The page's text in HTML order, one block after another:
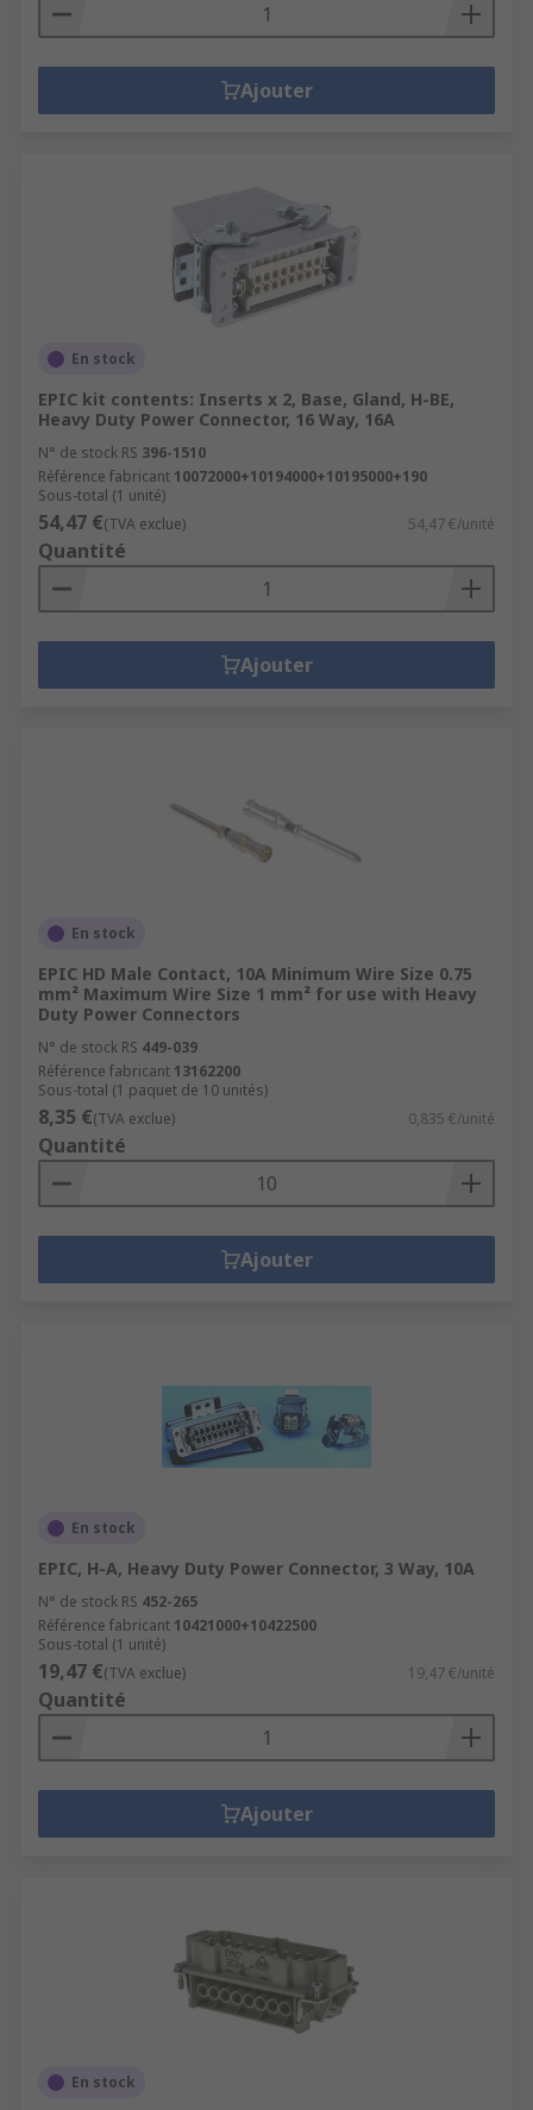
Ajouter
En stock
EPIC kit contents: Inserts x 2, Base, Gland, H-BE,
Heavy Duty Power Connector, 16 Way, 16A
N° de stock RS 396-1510
Référence fabricant 10072000+10194000+10195000+190
Sous-total (1 unité)
54,47 €(TVA exclue) 54,47 €/unité
Quantité
Ajouter
En stock
EPIC HD Male Contact, 10A Minimum Wire Size 0.75
mm² Maximum Wire Size 1 mm² for use with Heavy
Duty Power Connectors
N° de stock RS 449-039
Référence fabricant 13162200
Sous-total (1 paquet de 10 unités)
8,35 €(TVA exclue) 0,835 €/unité
Quantité
Ajouter
En stock
EPIC, H-A, Heavy Duty Power Connector, 3 Way, 10A
N° de stock RS 452-265
Référence fabricant 10421000+10422500
Sous-total (1 unité)
19,47 €(TVA exclue) 19,47 €/unité
Quantité
Ajouter
En stock